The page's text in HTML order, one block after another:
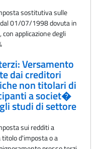
sostitutiva sulle
01/07/1998 dovuta in
applicazione degli
Versamento
dai creditori
non titolari di
a societ�
studi di settore
sui redditi a
d'imposta o a